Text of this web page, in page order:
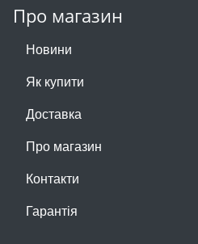
Про магазин
Новини
Як купити
Доставка
Про магазин
Контакти
Гарантія